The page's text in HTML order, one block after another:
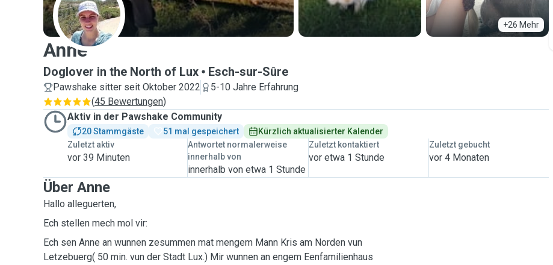
+26 Mehr
A
Anne
Doglover in the North of Lux Esch-sur-Sûre
Pawshake sitter seit Oktober 2022
5-10 Jahre Erfahrung
(45 Bewertungen)
Aktiv in der Pawshake Community
20 Stammgäste 51 mal gespeichert
Kürzlich aktualisierter Kalender
Zuletzt aktiv
vor 39 Minuten
Antwortet normalerweise
innerhalb von
innerhalb von etwa 1 Stunde
Zuletzt kontaktiert
vor etwa 1 Stunde
Zuletzt gebucht
vor 4 Monaten
Über Anne
Hallo alleguerten,
Ech stellen mech mol vir:
Ech sen Anne an wunnen zesummen mat mengem Mann Kris am Norden vun
Letzebuerg( 50 min. vun der Stadt Lux.) Mir wunnen an engem Eenfamilienhaus